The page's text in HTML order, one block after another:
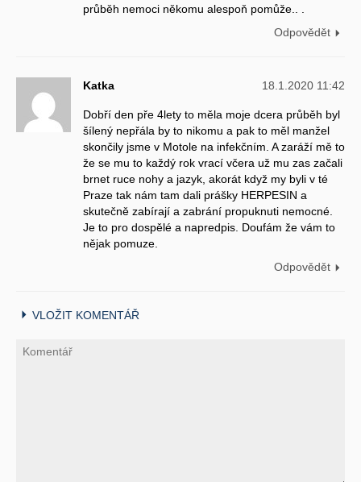
průběh nemoci někomu alespoň pomůže.. .
Odpovědět
Katka 18.1.2020 11:42
Dobří den pře 4lety to měla moje dcera průběh byl
šílený nepřála by to nikomu a pak to měl manžel
skončily jsme v Motole na infekčním. A zaráží mě to
že se mu to každý rok vrací včera už mu zas začali
brnet ruce nohy a jazyk, akorát když my byli v té
Praze tak nám tam dali prášky HERPESIN a
skutečně zabírají a zabrání propuknuti nemocné.
Je to pro dospělé a napredpis. Doufám že vám to
nějak pomuze.
Odpovědět
VLOŽIT KOMENTÁŘ